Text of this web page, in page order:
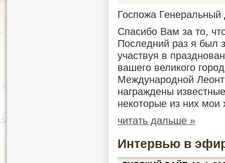
Госпожа
Спасибо Вам за то,
Последний раз я был
участвуя в
вашего великого
Международной
награждены
некоторые из них мои
читать дальше »
Интервью в